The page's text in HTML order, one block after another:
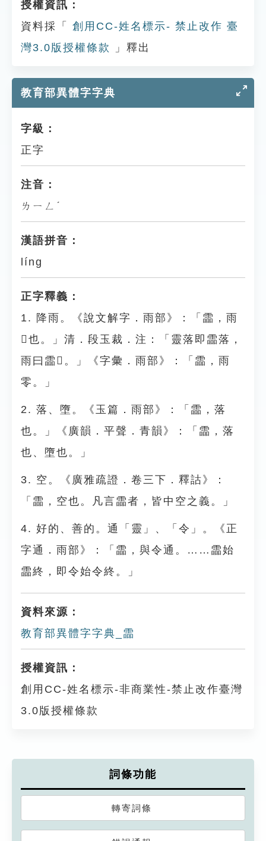
授權資訊：
資料採「
創用CC-姓名標示- 禁止改作 臺
灣3.0版授權條款
」釋出
教育部異體字字典
字級：
正字
注音：
ㄌㄧㄥˊ
漢語拼音：
líng
正字釋義：
1. 降雨。《說文解字．雨部》：「霝，雨
𩂣也。」清．段玉裁．注：「靈落即霝落，
雨曰霝𩂣。」《字彙．雨部》：「霝，雨
零。」
2. 落、墮。《玉篇．雨部》：「霝，落
也。」《廣韻．平聲．青韻》：「霝，落
也、墮也。」
3. 空。《廣雅疏證．卷三下．釋詁》：
「霝，空也。凡言霝者，皆中空之義。」
4. 好的、善的。通「靈」、「令」。《正
字通．雨部》：「霝，與令通。……霝始
霝終，即令始令終。」
資料來源：
教育部異體字字典_霝
授權資訊：
創用CC-姓名標示-非商業性-禁止改作臺灣
3.0版授權條款
詞條功能
轉寄詞條